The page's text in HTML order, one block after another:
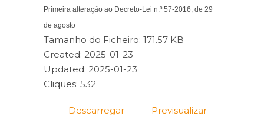
Primeira alteração ao Decreto-Lei n.º 57-2016, de 29
de agosto
Tamanho do Ficheiro: 171.57 KB
Created: 2025-01-23
Updated: 2025-01-23
Cliques: 532
Descarregar Previsualizar